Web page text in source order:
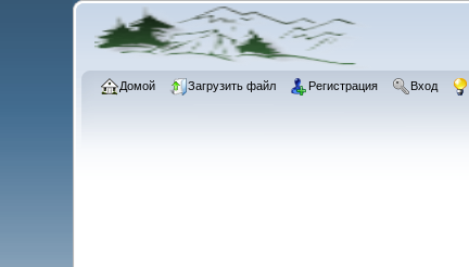
Домой Загрузить файл Регистрация Вход